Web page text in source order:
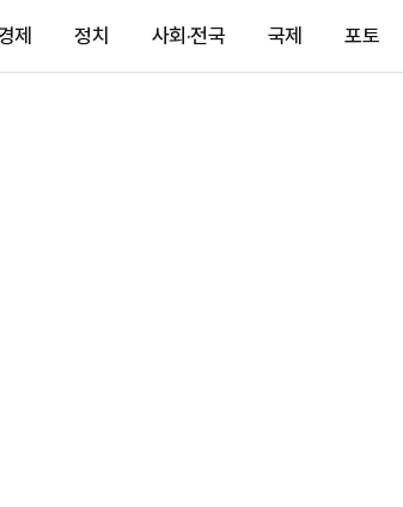
제 정치 사회·전국 국제 포토